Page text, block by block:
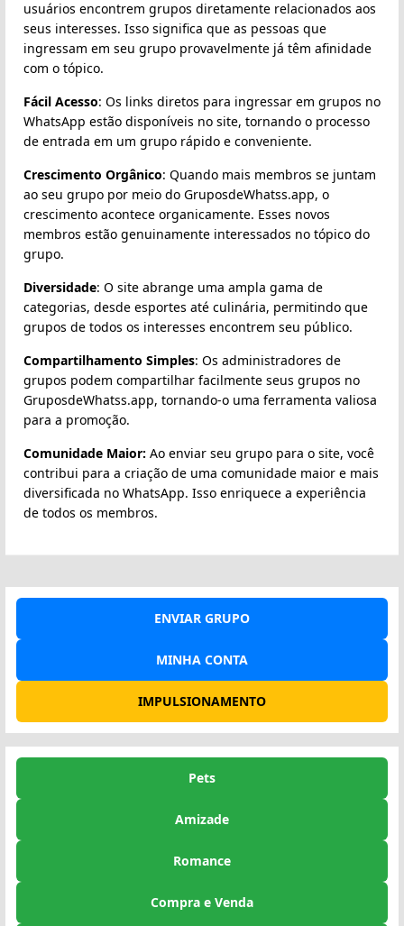
usuários encontrem grupos diretamente relacionados aos
seus interesses. Isso significa que as pessoas que
ingressam em seu grupo provavelmente já têm afinidade
com o tópico.
Fácil Acesso: Os links diretos para ingressar em grupos no
WhatsApp estão disponíveis no site, tornando o processo
de entrada em um grupo rápido e conveniente.
Crescimento Orgânico: Quando mais membros se juntam
ao seu grupo por meio do GruposdeWhatss.app, o
crescimento acontece organicamente. Esses novos
membros estão genuinamente interessados no tópico do
grupo.
Diversidade: O site abrange uma ampla gama de
categorias, desde esportes até culinária, permitindo que
grupos de todos os interesses encontrem seu público.
Compartilhamento Simples: Os administradores de
grupos podem compartilhar facilmente seus grupos no
GruposdeWhatss.app, tornando-o uma ferramenta valiosa
para a promoção.
Comunidade Maior: Ao enviar seu grupo para o site, você
contribui para a criação de uma comunidade maior e mais
diversificada no WhatsApp. Isso enriquece a experiência
de todos os membros.
ENVIAR GRUPO
MINHA CONTA
IMPULSIONAMENTO
Pets
Amizade
Romance
Compra e Venda